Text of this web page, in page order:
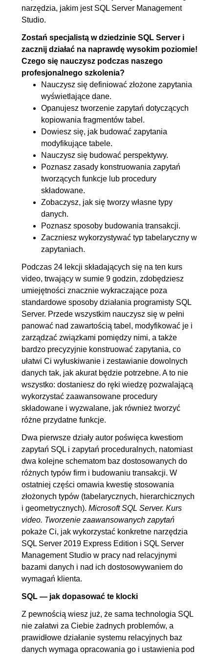
4.4. Przechwytywanie wyjątków
00:13:00
5. Złożone typy - SQL Server 00:33:52
5.1. Różne przykłady typu
tabelarycznego
00:09:57
5.2. Przykłady typu
hierarchicznego
5.3. Typ geometryczny
OGLĄDAJ »
narzędzia, jakim jest SQL Server Management
Studio.
Zostań specjalistą w dziedzinie SQL Server i
zacznij działać na naprawdę wysokim poziomie!
Czego się nauczysz podczas naszego
profesjonalnego szkolenia?
Nauczysz się definiować złożone zapytania
wyświetlające dane.
Opanujesz tworzenie zapytań dotyczących
kopiowania fragmentów tabel.
Dowiesz się, jak budować zapytania
modyfikujące tabele.
Nauczysz się budować perspektywy.
Poznasz zasady konstruowania zapytań
tworzących funkcje lub procedury
składowane.
Zobaczysz, jak się tworzy własne typy
danych.
Poznasz sposoby budowania transakcji.
Zaczniesz wykorzystywać typ tabelaryczny w
zapytaniach.
Podczas 24 lekcji składających się na ten kurs
video, trwający w sumie 9 godzin, zdobędziesz
umiejętności znacznie wykraczające poza
standardowe sposoby działania programisty SQL
Server. Przede wszystkim nauczysz się w pełni
panować nad zawartością tabel, modyfikować je i
zarządzać związkami pomiędzy nimi, a także
bardzo precyzyjnie konstruować zapytania, co
ułatwi Ci wyłuskiwanie i zestawianie dowolnych
danych tak, jak akurat będzie potrzebne. A to nie
wszystko: dostaniesz do ręki wiedzę pozwalającą
wykorzystać zaawansowane procedury
składowane i wyzwalane, jak również tworzyć
różne przydatne funkcje.
Dwa pierwsze działy autor poświęca kwestiom
zapytań SQL i zapytań proceduralnych, natomiast
dwa kolejne schematom baz dostosowanych do
różnych typów firm i budowaniu transakcji. W
ostatniej części omawia kwestię stosowania
złożonych typów (tabelarycznych, hierarchicznych
i geometrycznych). Microsoft SQL Server. Kurs
video. Tworzenie zaawansowanych zapytań
pokaże Ci, jak wykorzystać konkretne narzędzia
SQL Server 2019 Express Edition i SQL Server
Management Studio w pracy nad relacyjnymi
bazami danych i nad ich dostosowywaniem do
wymagań klienta.
SQL — jak dopasować te klocki
Z pewnością wiesz już, że sama technologia SQL
nie załatwi za Ciebie żadnych problemów, a
prawidłowe działanie systemu relacyjnych baz
danych wymaga opracowania go i ustawienia pod